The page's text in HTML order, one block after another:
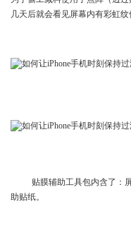
几天后就会看见屏幕内有彩虹
贴膜辅助工具包内含了：
助贴纸。